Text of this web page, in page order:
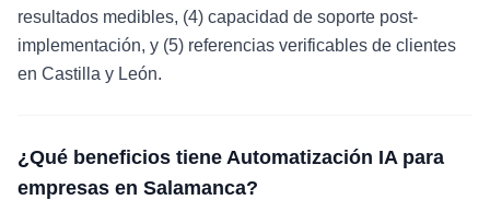
resultados medibles, (4) capacidad de soporte post-
implementación, y (5) referencias verificables de clientes
en Castilla y León.
¿Qué beneficios tiene Automatización IA para
empresas en Salamanca?